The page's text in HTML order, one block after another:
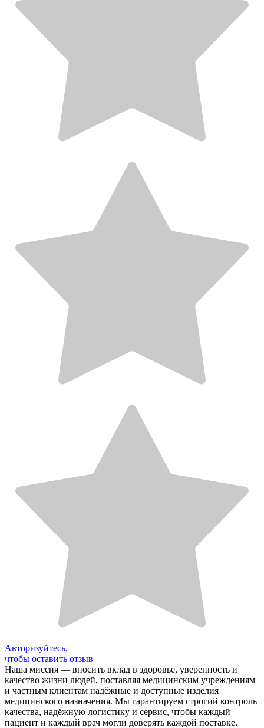
Авторизуйтесь,
чтобы оставить отзыв
Наша миссия — вносить вклад в здоровье, уверенность и
качество жизни людей, поставляя медицинским учреждениям
и частным клиентам надёжные и доступные изделия
медицинского назначения. Мы гарантируем строгий контроль
качества, надёжную логистику и сервис, чтобы каждый
пациент и каждый врач могли доверять каждой поставке.